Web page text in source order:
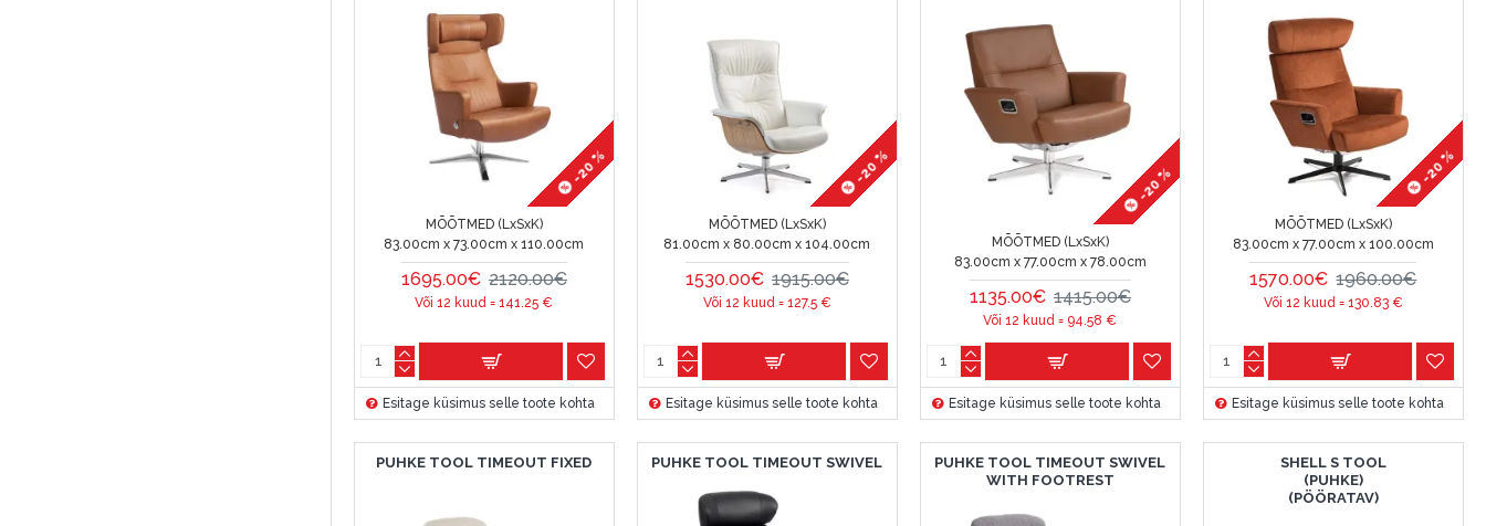
-20 %
MÕÕTMED (LxSxK)
83.00cm x 73.00cm x 110.00cm
1695.00€ 2120.00€
Või 12 kuud =141.25 €
Esitage küsimus selle toote kohta
-20 %
MÕÕTMED (LxSxK)
81.00cm x 80.00cm x 104.00cm
1530.00€ 1915.00€
Või 12 kuud = 127.5€
Esitage küsimus selle toote kohta
-20 %
MÕÕTMED (LxSxK)
83.00cm x 77.00cm x 78.00cm
1135.00€ 1415.00€
Või 12 kuud = 94.58 €
Esitage küsimus selle toote kohta
-20 %
MÕÕTMED (LxSxK)
83.00cm x 77.00cm x 100.00cm
1570.00€ 1960.00€
Või 12 kuud = 130.83€
Esitage küsimus selle toote kohta
PUHKE TOOL TIMEOUT FIXED PUHKE TOOL TIMEOUT SWIVEL
PUHKE TOOL TIMEOUT SWIVEL
WITH FOOTREST
SHELL S TOOL
(PUHKE)
(PÖÖRATAV)